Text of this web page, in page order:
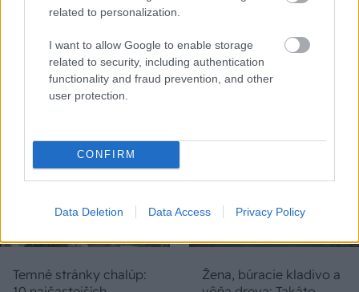
related to personalization.
I want to allow Google to enable storage
related to security, including authentication
functionality and fraud prevention, and other
user protection.
CONFIRM
Data Deletion Data Access Privacy Policy
Na Morave prerobila
nepoznanie: Keď
vojdete dnu, zabudnete,
že nie ste v Toskánsku
Slovák sa nebál a v
Čičmanoch si postavil
montovaný domček v
Temné stránky chalúp:
Žena, búracie kladivo a